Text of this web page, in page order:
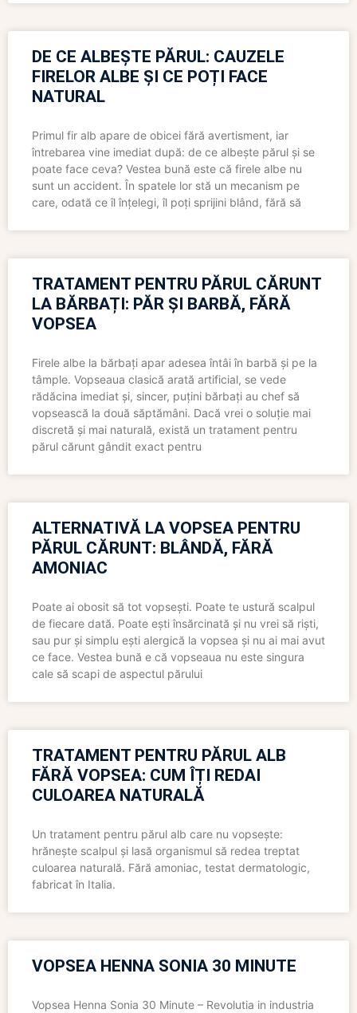
DE CE ALBEȘTE PĂRUL: CAUZELE
FIRELOR ALBE ȘI CE POȚI FACE
NATURAL
Primul fir alb apare de obicei fără avertisment, iar
întrebarea vine imediat după: de ce albește părul și se
poate face ceva? Vestea bună este că firele albe nu
sunt un accident. În spatele lor stă un mecanism pe
care, odată ce îl înțelegi, îl poți sprijini blând, fără să
TRATAMENT PENTRU PĂRUL CĂRUNT
LA BĂRBAȚI: PĂR ȘI BARBĂ, FĂRĂ
VOPSEA
Firele albe la bărbați apar adesea întâi în barbă și pe la
tâmple. Vopseaua clasică arată artificial, se vede
rădăcina imediat și, sincer, puțini bărbați au chef să
vopsească la două săptămâni. Dacă vrei o soluție mai
discretă și mai naturală, există un tratament pentru
părul cărunt gândit exact pentru
ALTERNATIVĂ LA VOPSEA PENTRU
PĂRUL CĂRUNT: BLÂNDĂ, FĂRĂ
AMONIAC
Poate ai obosit să tot vopsești. Poate te ustură scalpul
de fiecare dată. Poate ești însărcinată și nu vrei să riști,
sau pur și simplu ești alergică la vopsea și nu ai mai avut
ce face. Vestea bună e că vopseaua nu este singura
cale să scapi de aspectul părului
TRATAMENT PENTRU PĂRUL ALB
FĂRĂ VOPSEA: CUM ÎȚI REDAI
CULOAREA NATURALĂ
Un tratament pentru părul alb care nu vopsește:
hrănește scalpul și lasă organismul să redea treptat
culoarea naturală. Fără amoniac, testat dermatologic,
fabricat în Italia.
VOPSEA HENNA SONIA 30 MINUTE
Vopsea Henna Sonia 30 Minute – Revolutia in industria